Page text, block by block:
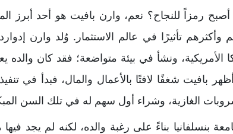
رمزاً للنجاح؟ نعم، وارن بافيت هو أحد أبرز
الأمريكية، ونشأ في بيئة متواضعة؛ فقد كان
بافيت شغفًا لافتًا بالأعمال والمال، فبدأ في
الغازية، وشراء أول سهم له في تلك السن
بناءً على رغبة والده، لكنه لم يجد